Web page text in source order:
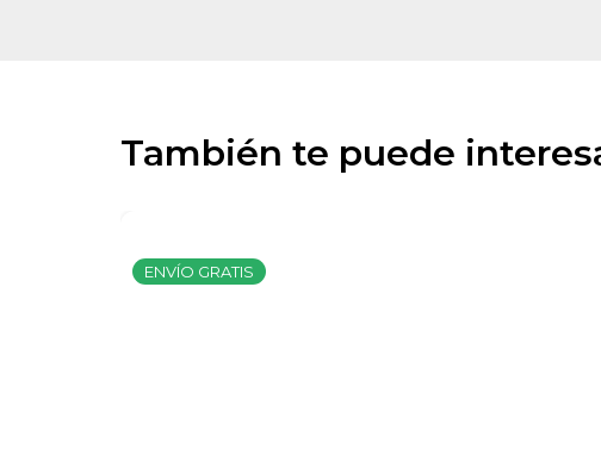
También te puede
ENVÍO GRATIS